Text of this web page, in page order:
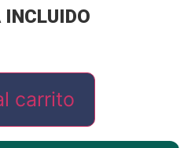
INCLUIDO
carrito